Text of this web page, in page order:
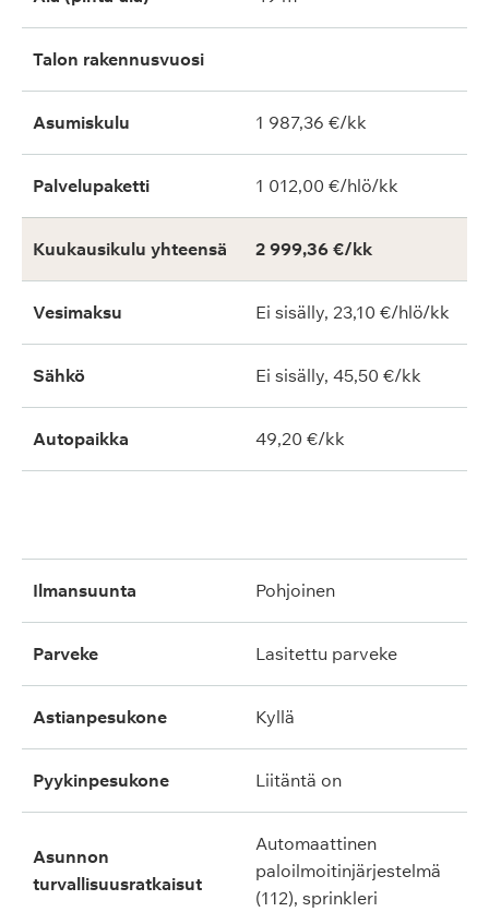
Talon rakennusvuosi
Asumiskulu 1 987,36 €/kk
Palvelupaketti 1 012,00 €/hlö/kk
Kuukausikulu yhteensä 2 999,36 €/kk
Vesimaksu Ei sisälly, 23,10 €/hlö/kk
Sähkö Ei sisälly, 45,50 €/kk
Autopaikka 49,20 €/kk
ilmansuunta pohjoinen
parveke lasitettu parveke
astianpesukone kyllä
pyykinpesukone liitäntä on
asunnon
turvallisuusratkaisut
automaattinen
paloilmoitinjärjestelmä
(112), sprinkleri